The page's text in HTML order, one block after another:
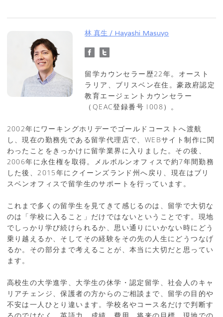
林 真生 / Hayashi Masuyo
留学カウンセラー歴22年。オースト
ラリア、ブリスベン在住。豪政府認定
教育エージェントカウンセラー
（QEAC登録番号 I008）。
2002年にワーキングホリデーでゴールドコーストへ渡航
し、現在の勤務先である留学代理店で、WEBサイト制作に関
わったことをきっかけに留学業界に入りました。その後、
2006年に永住権を取得。メルボルンオフィスで約7年間勤務
した後、2015年にクイーンズランド州へ戻り、現在はブリ
スベンオフィスで留学生のサポートを行っています。
これまで多くの留学生を見てきて感じるのは、留学で大切な
のは「学校に入ること」だけではないということです。現地
でしっかり学び続けられるか、思い通りにいかない時にどう
乗り越えるか、そしてその経験をその先の人生にどうつなげ
るか。その部分まで考えることが、本当に大切だと思ってい
ます。
高校生の大学進学、大学生の休学・認定留学、社会人のキャ
リアチェンジ、保護者の方からのご相談まで、留学の目的や
不安は一人ひとり違います。学校名やコース名だけで判断す